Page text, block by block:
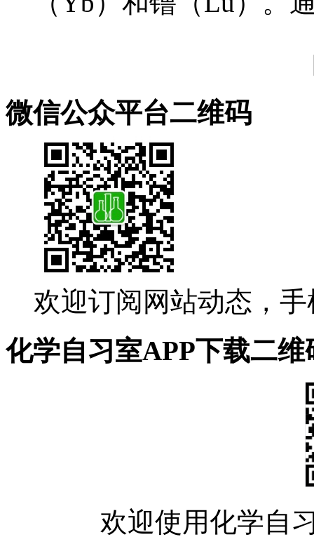
微信公众平台二维码
欢迎订阅网站动态，
化学自习室APP下载二维
欢迎使用化学自